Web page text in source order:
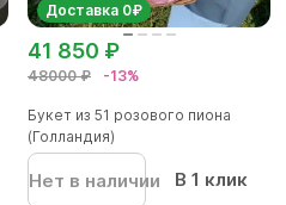
Доставка 0₽
48000 ₽ -13%
41 850 ₽
Букет из 51 розового пиона
(Голландия)
Нет в наличии В 1 клик